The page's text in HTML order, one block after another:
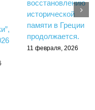
восстановлению
исторической
памяти в Греции
продолжается.
11 февраля, 2026